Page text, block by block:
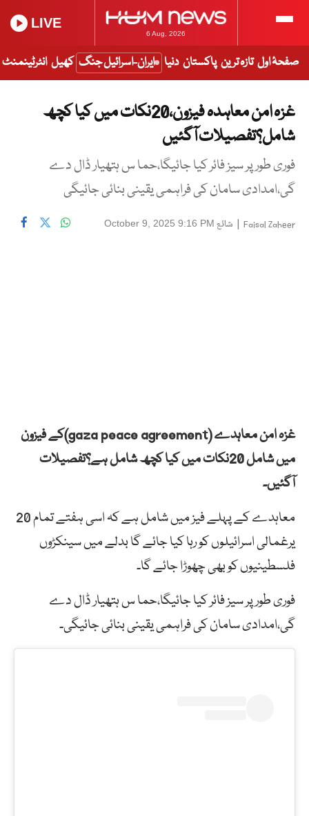
6 Aug, 2026
LIVE
صفحۂ اول تازہ ترین پاکستان دنیا ایران-اسرائیل جنگ کھیل انٹرٹینمنٹ
غزہ امن معاہدہ فیزون،20نکات میں کیا کچھ
شامل؟تفصیلات آگئیں
فوری طور پر سیز فائر کیا جائیگا،حما س ہتھیار ڈال دے
گی،امدادی سامان کی فراہمی یقینی بنائی جائیگی
Faisal Zaheer
| شائع October 9, 2025 9:16 PM
غزہ امن معاہدے (gaza peace agreement)کے فیزون
میں شامل 20نکات میں کیا کچھ شامل ہے؟تفصیلات
آگئیں۔
معاہدے کے پہلے فیز میں شامل ہے کہ اسی ہفتے تمام 20
یرغمالی اسرائیلوں کو رہا کیا جائے گا بدلے میں سینکڑوں
فلسطینیوں کو بھی چھوڑا جائے گا۔
فوری طور پر سیز فائر کیا جائیگا،حما س ہتھیار ڈال دے
گی،امدادی سامان کی فراہمی یقینی بنائی جائیگی۔